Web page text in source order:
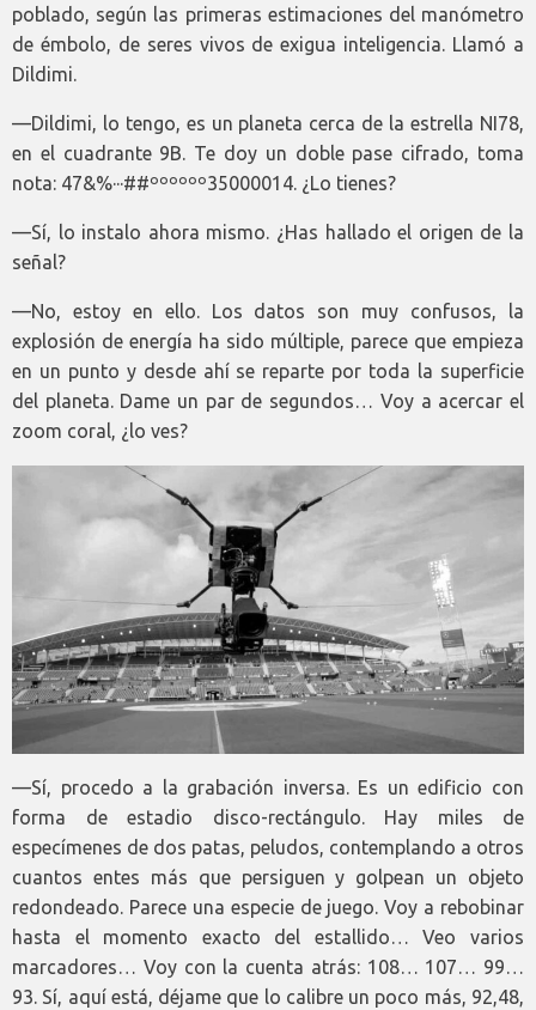
poblado, según las primeras estimaciones del manómetro
de émbolo, de seres vivos de exigua inteligencia. Llamó a
Dildimi.
—Dildimi, lo tengo, es un planeta cerca de la estrella NI78,
en el cuadrante 9B. Te doy un doble pase cifrado, toma
nota: 47&%···##ºººººº35000014. ¿Lo tienes?
—Sí, lo instalo ahora mismo. ¿Has hallado el origen de la
señal?
—No, estoy en ello. Los datos son muy confusos, la
explosión de energía ha sido múltiple, parece que empieza
en un punto y desde ahí se reparte por toda la superficie
del planeta. Dame un par de segundos… Voy a acercar el
zoom coral, ¿lo ves?
—Sí, procedo a la grabación inversa. Es un edificio con
forma de estadio disco-rectángulo. Hay miles de
especímenes de dos patas, peludos, contemplando a otros
cuantos entes más que persiguen y golpean un objeto
redondeado. Parece una especie de juego. Voy a rebobinar
hasta el momento exacto del estallido… Veo varios
marcadores… Voy con la cuenta atrás: 108… 107… 99…
93. Sí, aquí está, déjame que lo calibre un poco más, 92,48,